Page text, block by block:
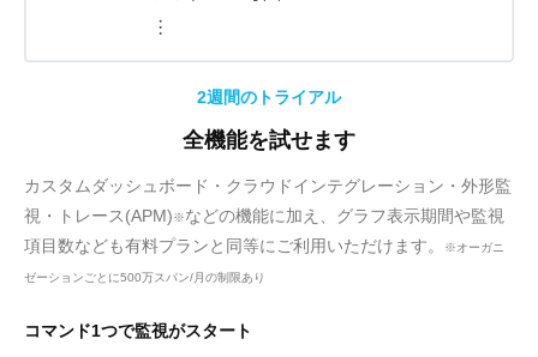
2週間のトライアル
全機能を試せます
カスタムダッシュボード・クラウドインテグレーション・外形監
視・トレース(APM)※などの機能に加え、グラフ表示期間や監視
項目数なども有料プランと同等にご利用いただけます。
※オーガニ
ゼーションごとに500万スパン/月の制限あり
コマンド1つで監視がスタート